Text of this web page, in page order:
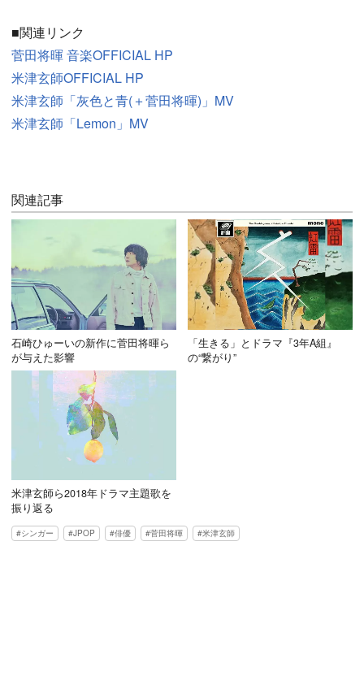
■関連リンク
菅田将暉 音楽OFFICIAL HP
米津玄師OFFICIAL HP
米津玄師「灰色と青(＋菅田将暉)」MV
米津玄師「Lemon」MV
関連記事
石崎ひゅーいの新作に菅田将暉ら
が与えた影響
「生きる」とドラマ『3年A組』
の“繋がり”
米津玄師ら2018年ドラマ主題歌を
振り返る
シンガー JPOP 俳優 菅田将暉 米津玄師